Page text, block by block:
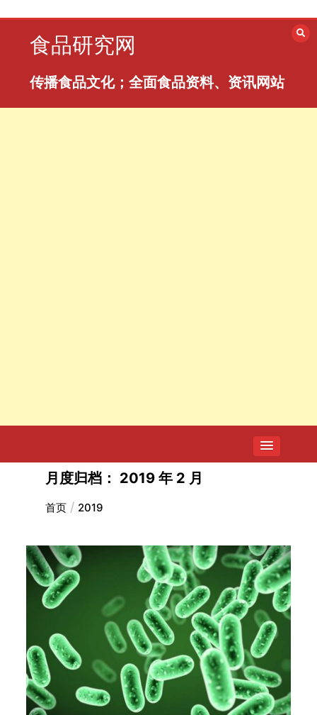
食品研究网
传播食品文化；全面食品资料、资讯网站
月度归档： 2019 年 2 月
首页 2019
7家电商平台 “幽灵外卖”系列案作出行
政处罚
2026-04-20